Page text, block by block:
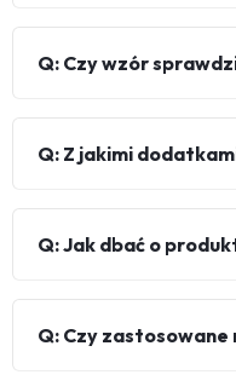
Q: Czy wzór
Q: Z jakimi
Q: Jak dbać o
Q: Czy